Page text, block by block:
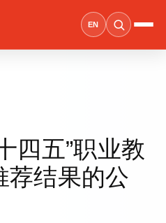
EN
四五”职业教
荐结果的公